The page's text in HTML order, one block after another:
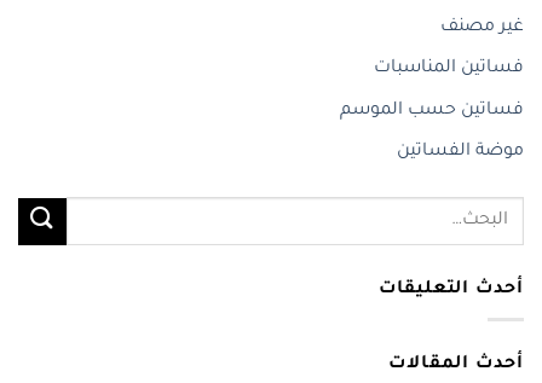
غير مصنف
فساتين المناسبات
فساتين حسب الموسم
موضة الفساتين
أحدث التعليقات
أحدث المقالات